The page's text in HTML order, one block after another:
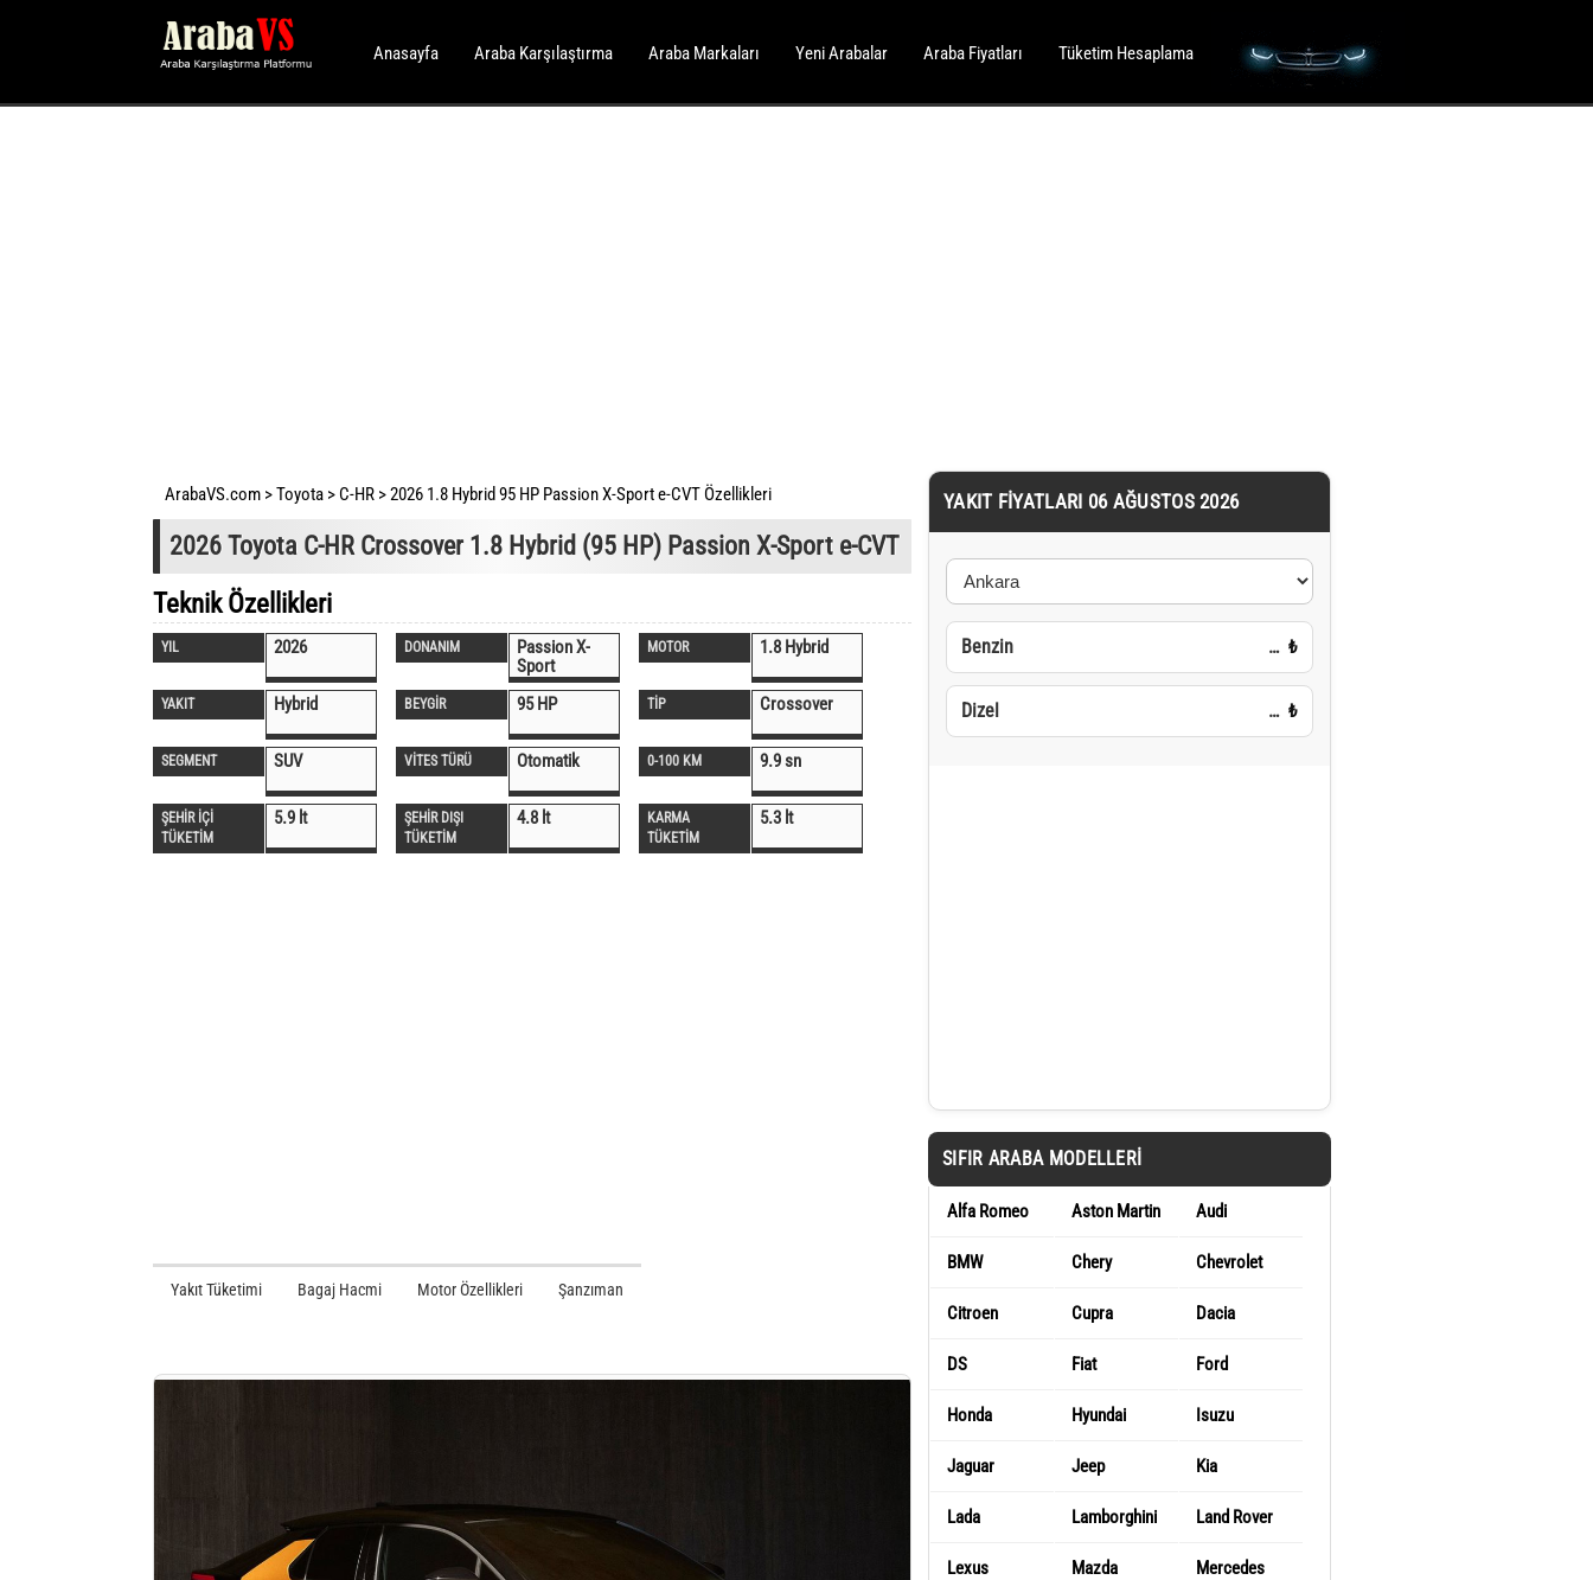
Anasayfa Araba Karşılaştırma Araba Markaları Yeni Arabalar Araba Fiyatları Tüketim Hesaplama
ArabaVS.com >Toyota > C-HR >2026 1.8 Hybrid 95 HP Passion X-Sport e-CVT Özellikleri
2026 Toyota C-HR Crossover 1.8 Hybrid (95 HP) Passion X-Sport e-CVT
Teknik Özellikleri
YIL 2026 DONANIM
Passion X-
Sport
MOTOR 1.8 Hybrid
YAKIT Hybrid BEYGİR 95 HP TİP Crossover
SEGMENT SUV VİTES TÜRÜ Otomatik 0-100 KM 9.9 sn
ŞEHİR İÇİ
TÜKETİM
5.9 lt
ŞEHİR DIŞI
TÜKETİM
4.8 lt
KARMA
TÜKETİM
5.3 lt
Yakıt Tüketimi Bagaj Hacmi Motor Özellikleri Şanzıman
YAKIT FIYATLARI 06 AĞUSTOS 2026
Benzin … ₺
Dizel … ₺
SIFIR ARABA MODELLERI
Alfa Romeo Aston Martin Audi
BMW Chery Chevrolet
Citroen Cupra Dacia
DS Fiat Ford
Honda Hyundai Isuzu
Jaguar Jeep Kia
Lada Lamborghini Land Rover
Lexus Mazda Mercedes